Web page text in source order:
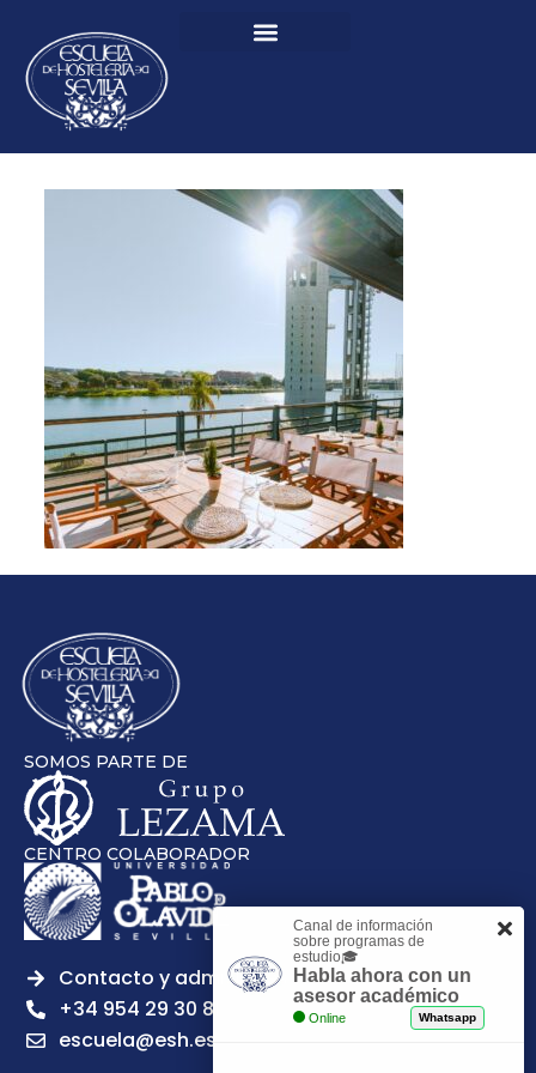
SOMOS PARTE DE
CENTRO COLABORADOR
Contacto y admisiones
+34 954 29 30 81
escuela@esh.es
Canal de información
sobre programas de
estudio🎓
Habla ahora con un
asesor académico
Online Whatsapp